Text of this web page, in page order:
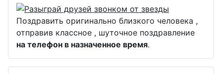
Поздравить оригинально близкого человека ,
отправив классное , шуточное поздравление
на телефон в назначенное время.